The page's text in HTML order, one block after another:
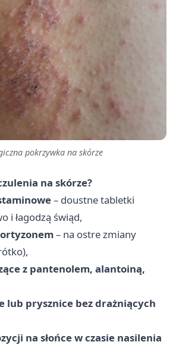
pokrzywka na skórze
na skórze?
– doustne tabletki
i łagodzą świąd,
– na ostre zmiany
z pantenolem, alantoiną,
lub prysznice bez drażniących
na słońce w czasie nasilenia